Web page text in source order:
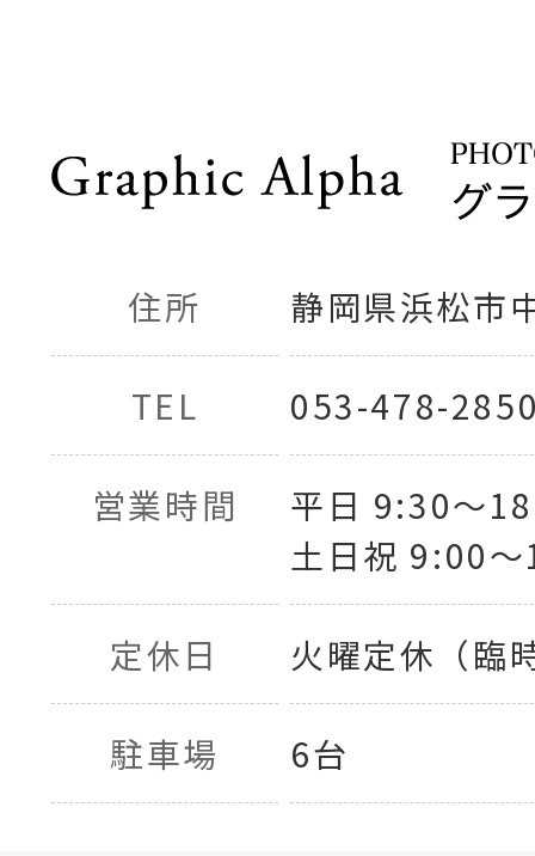
住所 静岡県浜松市
TEL 053-478-
営業時間
平日 9:30〜
土日祝 9:00
定休日 火曜定休（臨
駐車場 6台